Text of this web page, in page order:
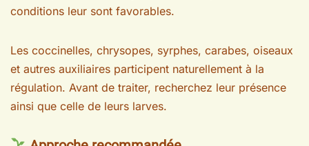
conditions leur sont favorables.
Les coccinelles, chrysopes, syrphes, carabes, oiseaux
et autres auxiliaires participent naturellement à la
régulation. Avant de traiter, recherchez leur présence
ainsi que celle de leurs larves.